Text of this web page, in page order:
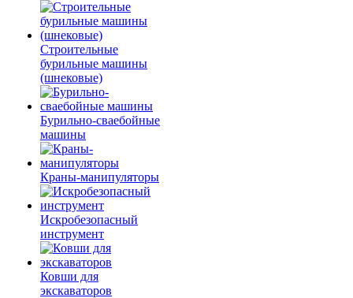
Строительные
бурильные машины
(шнековые)
Бурильно-сваебойные
машины
Краны-манипуляторы
Искробезопасный
инструмент
Ковши для
экскаваторов